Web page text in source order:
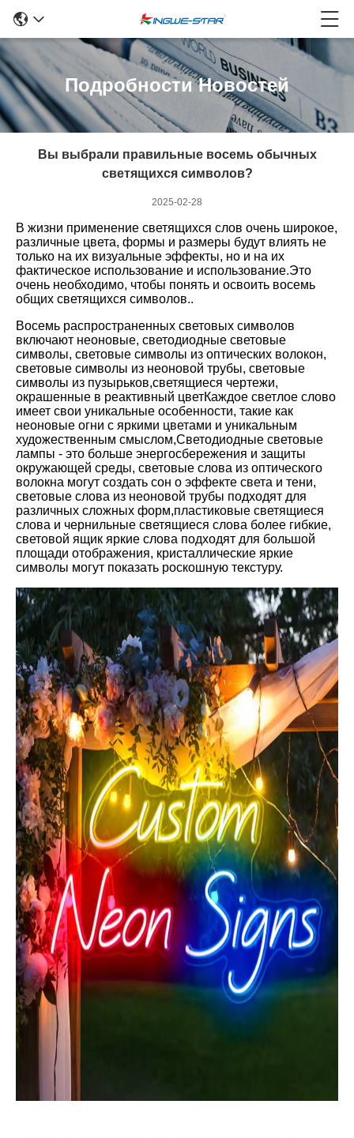
Подробности Новостей
Вы выбрали правильные восемь обычных
светящихся символов?
2025-02-28
В жизни применение светящихся слов очень широкое,
различные цвета, формы и размеры будут влиять не
только на их визуальные эффекты, но и на их
фактическое использование и использование.Это
очень необходимо, чтобы понять и освоить восемь
общих светящихся символов..
Восемь распространенных световых символов
включают неоновые, светодиодные световые
символы, световые символы из оптических волокон,
световые символы из неоновой трубы, световые
символы из пузырьков,светящиеся чертежи,
окрашенные в реактивный цветКаждое светлое слово
имеет свои уникальные особенности, такие как
неоновые огни с яркими цветами и уникальным
художественным смыслом,Светодиодные световые
лампы - это больше энергосбережения и защиты
окружающей среды, световые слова из оптического
волокна могут создать сон о эффекте света и тени,
световые слова из неоновой трубы подходят для
различных сложных форм,пластиковые светящиеся
слова и чернильные светящиеся слова более гибкие,
световой ящик яркие слова подходят для большой
площади отображения, кристаллические яркие
символы могут показать роскошную текстуру.